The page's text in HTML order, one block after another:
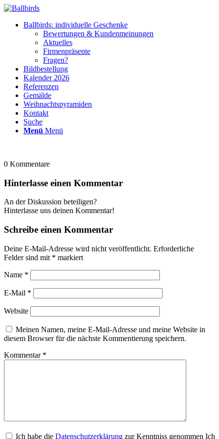
Ballbirds: individuelle Geschenke
Bewertungen & Kundenmeinungen
Aktuelles
Firmenpräsente
Fragen?
Bildbestellung
Kalender 2026
Referenzen
Gemälde
Weihnachtspyramiden
Kontakt
Suche
Menü Menü
0 Kommentare
Hinterlasse einen Kommentar
An der Diskussion beteiligen?
Hinterlasse uns deinen Kommentar!
Schreibe einen Kommentar
Deine E-Mail-Adresse wird nicht veröffentlicht. Erforderliche
Felder sind mit * markiert
Name *
E-Mail *
Website
Meinen Namen, meine E-Mail-Adresse und meine Website in
diesem Browser für die nächste Kommentierung speichern.
Kommentar *
Ich habe die Datenschutzerklärung zur Kenntniss genommen Ich